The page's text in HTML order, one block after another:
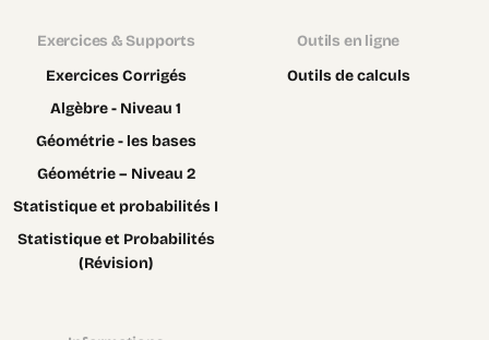
Exercices & Supports
Exercices Corrigés
Algèbre - Niveau 1
Géométrie - les bases
Géométrie – Niveau 2
Statistique et probabilités I
Statistique et Probabilités
(Révision)
Outils en ligne
Outils de calculs